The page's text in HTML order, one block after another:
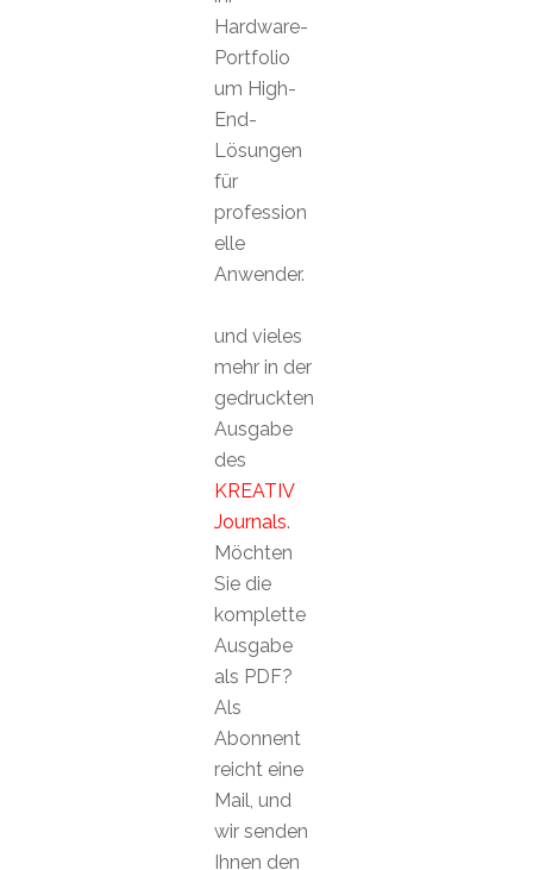
Hardware-
Portfolio
um High-
End-
Lösungen
für
profession
elle
Anwender.
und vieles
mehr in der
gedruckten
Ausgabe
des
KREATIV
Journals.
Möchten
Sie die
komplette
Ausgabe
als PDF?
Als
Abonnent
reicht eine
Mail, und
wir senden
Ihnen den